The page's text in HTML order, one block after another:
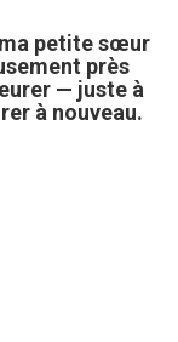
petite sœur
près
— juste à
à nouveau.